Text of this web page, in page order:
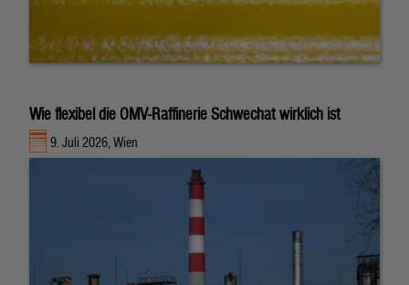
Wie flexibel die OMV-Raffinerie Schwechat wirklich ist
9. Juli 2026, Wien